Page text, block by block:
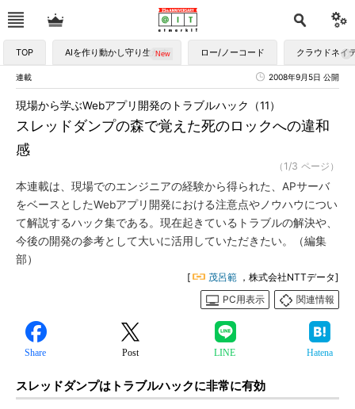
TOP AIを作り動かし守り生かす ロー/ノーコード クラウドネイ
連載 2008年9月5日 公開
スレッドダンプの森で覚えた死のロックへの違和
感
現場から学ぶWebアプリ開発のトラブルハック（11）
（1/3 ページ）
本連載は、現場でのエンジニアの経験から得られた、APサーバ
をベースとしたWebアプリ開発における注意点やノウハウについ
て解説するハック集である。現在起きているトラブルの解決や、
今後の開発の参考として大いに活用していただきたい。（編集
部）
[ 茂呂範 ，株式会社NTTデータ]
PC用表示
関連情報
Share Post LINE Hatena
スレッドダンプはトラブルハックに非常に有効